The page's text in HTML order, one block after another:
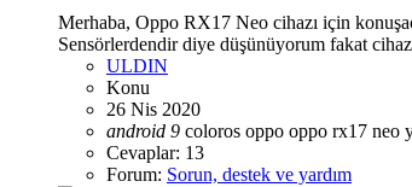
Merhaba, Oppo RX17 Neo cihazı için
Sensörlerdendir diye düşünüyorum fakat
ULDIN
Konu
26 Nis 2020
android 9 coloros oppo oppo rx17 neo
Cevaplar: 13
Forum: Sorun, destek ve yardım